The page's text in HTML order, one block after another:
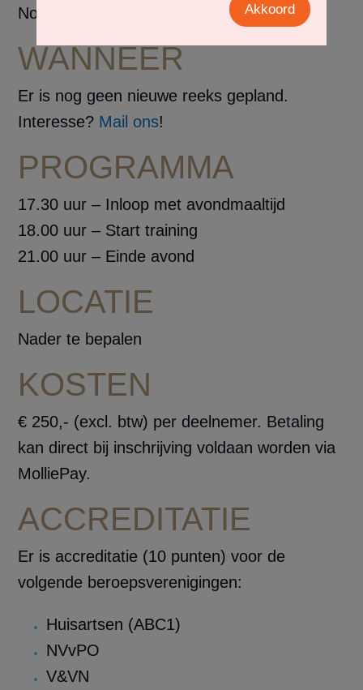
Northolt, Annemarie Schalkwijk.
WANNEER
Er is nog geen nieuwe reeks gepland.
Interesse? Mail ons!
PROGRAMMA
17.30 uur – Inloop met avondmaaltijd
18.00 uur – Start training
21.00 uur – Einde avond
LOCATIE
Nader te bepalen
KOSTEN
€ 250,- (excl. btw) per deelnemer. Betaling
kan direct bij inschrijving voldaan worden via
MolliePay.
ACCREDITATIE
Er is accreditatie (10 punten) voor de
volgende beroepsverenigingen:
Huisartsen (ABC1)
NVvPO
V&VN
Akkoord